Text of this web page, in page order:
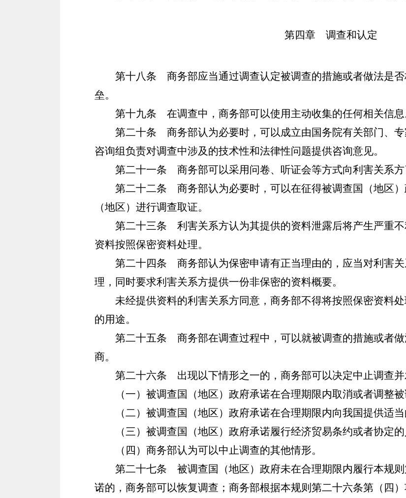
第四章 调查和认定
第十八条 商务部应当通过调查认定被调查的措施或者做法是
垒。
第十九条 在调查中，商务部可以使用主动收集的任何相关信息
第二十条 商务部认为必要时，可以成立由国务院有关部门、
咨询组负责对调查中涉及的技术性和法律性问题提供咨询意见。
第二十一条 商务部可以采用问卷、听证会等方式向利害关系方
第二十二条 商务部认为必要时，可以在征得被调查国（地区
（地区）进行调查取证。
第二十三条 利害关系方认为其提供的资料泄露后将产生严重
资料按照保密资料处理。
第二十四条 商务部认为保密申请有正当理由的，应当对利害
理，同时要求利害关系方提供一份非保密的资料概要。
未经提供资料的利害关系方同意，商务部不得将按照保密资料
的用途。
第二十五条 商务部在调查过程中，可以就被调查的措施或者
商。
第二十六条 出现以下情形之一的，商务部可以决定中止调查并
（一）被调查国（地区）政府承诺在合理期限内取消或者调整
（二）被调查国（地区）政府承诺在合理期限内向我国提供适当
（三）被调查国（地区）政府承诺履行经济贸易条约或者协定的
（四）商务部认为可以中止调查的其他情形。
第二十七条 被调查国（地区）政府未在合理期限内履行本规
诺的，商务部可以恢复调查；商务部根据本规则第二十六条第（四